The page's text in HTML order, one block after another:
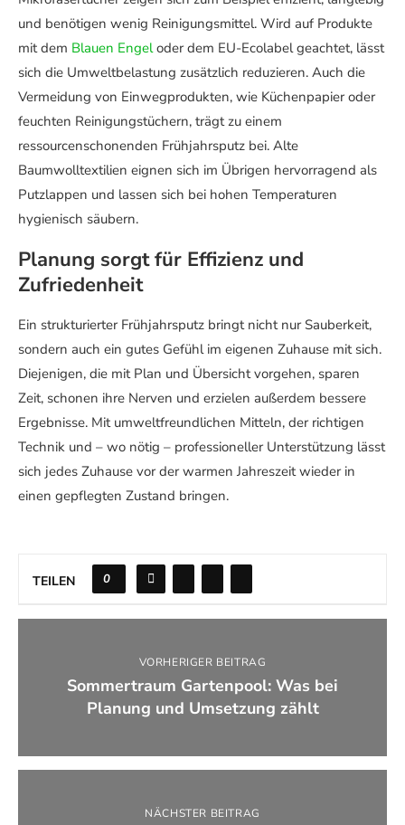
und benötigen wenig Reinigungsmittel. Wird auf Produkte
mit dem Blauen Engeloder dem EU-Ecolabel geachtet, lässt
sich die Umweltbelastung zusätzlich reduzieren. Auch die
Vermeidung von Einwegprodukten, wie Küchenpapier oder
feuchten Reinigungstüchern, trägt zu einem
ressourcenschonenden Frühjahrsputz bei. Alte
Baumwolltextilien eignen sich im Übrigen hervorragend als
Putzlappen und lassen sich bei hohen Temperaturen
hygienisch säubern.
Planung sorgt für Effizienz und
Zufriedenheit
Ein strukturierter Frühjahrsputz bringt nicht nur Sauberkeit,
sondern auch ein gutes Gefühl im eigenen Zuhause mit sich.
Diejenigen, die mit Plan und Übersicht vorgehen, sparen
Zeit, schonen ihre Nerven und erzielen außerdem bessere
Ergebnisse. Mit umweltfreundlichen Mitteln, der richtigen
Technik und – wo nötig – professioneller Unterstützung lässt
sich jedes Zuhause vor der warmen Jahreszeit wieder in
einen gepflegten Zustand bringen.
TEILEN 0
VORHERIGER BEITRAG
Sommertraum Gartenpool: Was bei
Planung und Umsetzung zählt
NÄCHSTER BEITRAG